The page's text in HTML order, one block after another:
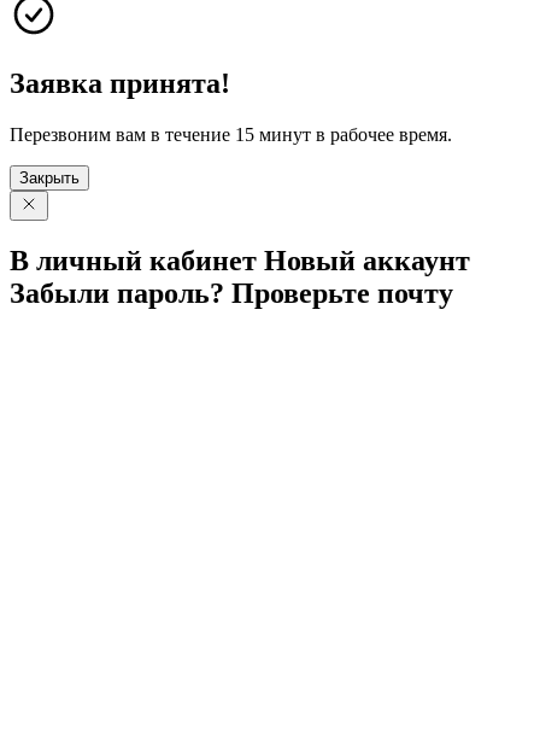
Заявка принята!
Перезвоним вам в течение 15 минут в рабочее время.
Закрыть
В личный кабинет Новый аккаунт
Забыли пароль? Проверьте почту